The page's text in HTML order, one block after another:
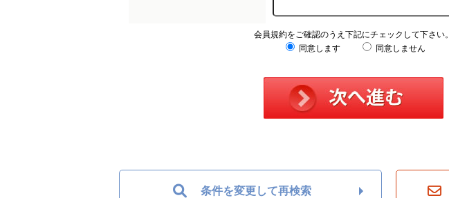
会員規約をご確認のうえ下記にチェックして下さい。
同意します
同意しません
条件を変更して再検索